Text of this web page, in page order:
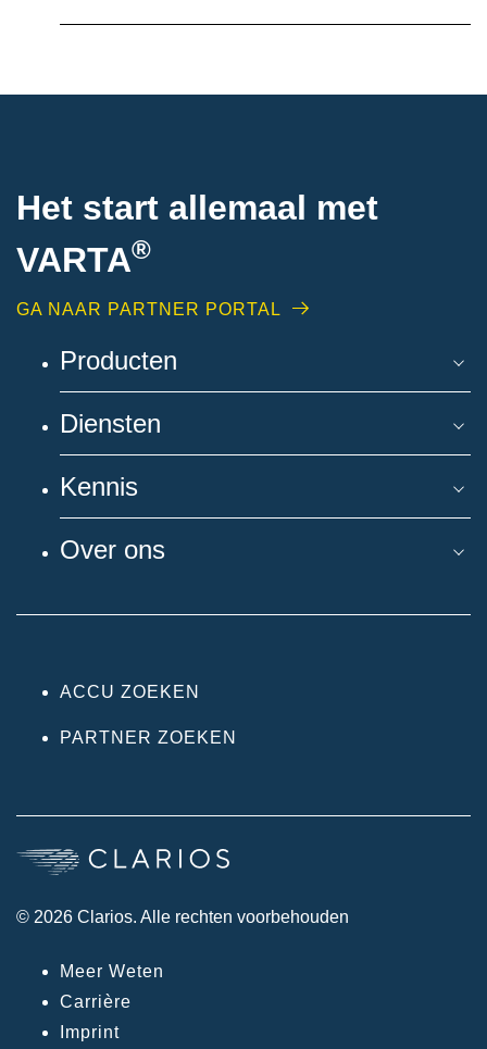
Het start allemaal met
VARTA®
GA NAAR PARTNER PORTAL
Producten
Diensten
Kennis
Over ons
ACCU ZOEKEN
PARTNER ZOEKEN
© 2026 Clarios. Alle rechten voorbehouden
Meer Weten
Carrière
Imprint